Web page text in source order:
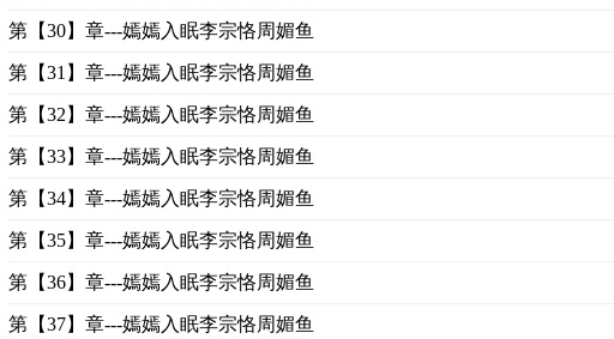
第【30】章---嫣嫣入眠李宗恪周媚鱼
第【31】章---嫣嫣入眠李宗恪周媚鱼
第【32】章---嫣嫣入眠李宗恪周媚鱼
第【33】章---嫣嫣入眠李宗恪周媚鱼
第【34】章---嫣嫣入眠李宗恪周媚鱼
第【35】章---嫣嫣入眠李宗恪周媚鱼
第【36】章---嫣嫣入眠李宗恪周媚鱼
第【37】章---嫣嫣入眠李宗恪周媚鱼